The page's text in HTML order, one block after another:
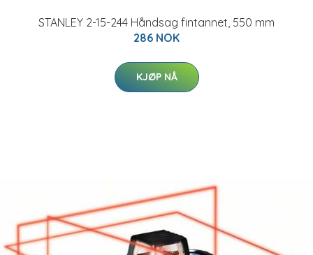
STANLEY 2-15-244 Håndsag fintannet, 550 mm
286 NOK
KJØP NÅ